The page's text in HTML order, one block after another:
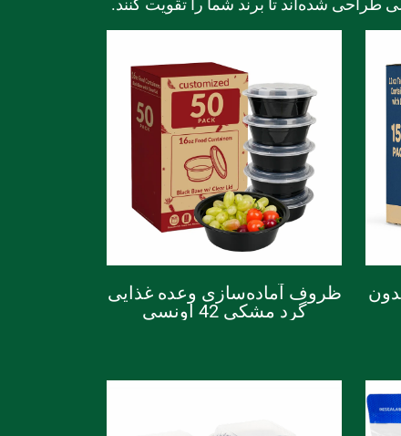
شده‌اند تا برند شما را تقویت کنند.
ظروف آماده‌سازی وعده غذایی
گرد مشکی 42 اونسی